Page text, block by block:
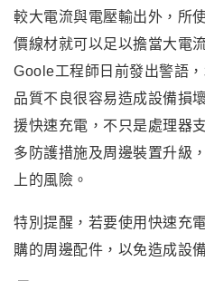
較大電流與電壓輸出外 ，所
價線材就可以足以擔當大電
Goole工程師日前發出警語
品質不良很容易造成設備損壞
援快速充電，不只是處理器
多防護措施及周邊裝置升級
上的風險。
特別提醒 ，若要使用快速充
購的周邊配件 ，以免造成設